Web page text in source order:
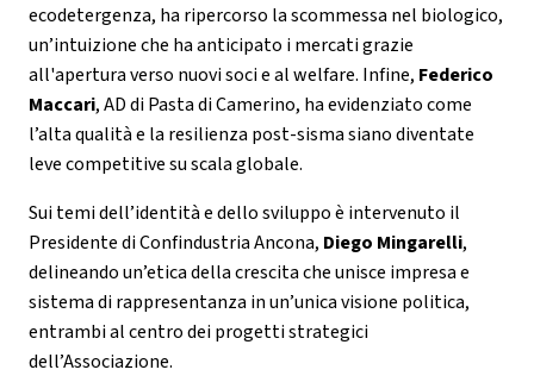
ecodetergenza, ha ripercorso la scommessa nel biologico,
un’intuizione che ha anticipato i mercati grazie
all'apertura verso nuovi soci e al welfare. Infine, Federico
Maccari, AD di Pasta di Camerino, ha evidenziato come
l’alta qualità e la resilienza post-sisma siano diventate
leve competitive su scala globale.
Sui temi dell’identità e dello sviluppo è intervenuto il
Presidente di Confindustria Ancona, Diego Mingarelli,
delineando un’etica della crescita che unisce impresa e
sistema di rappresentanza in un’unica visione politica,
entrambi al centro dei progetti strategici
dell’Associazione.